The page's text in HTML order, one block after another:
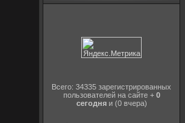
Всего: 34335 зарегистрированных
пользователей на сайте + 0
сегодняи (0 вчера)